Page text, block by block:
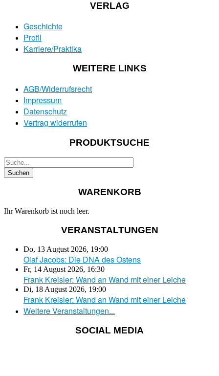
VERLAG
Geschichte
Profil
Karriere/Praktika
WEITERE LINKS
AGB/Widerrufsrecht
Impressum
Datenschutz
Vertrag widerrufen
PRODUKTSUCHE
WARENKORB
Ihr Warenkorb ist noch leer.
VERANSTALTUNGEN
Do, 13 August 2026, 19:00
Olaf Jacobs: Die DNA des Ostens
Fr, 14 August 2026, 16:30
Frank Kreisler: Wand an Wand mit einer Leiche
Di, 18 August 2026, 19:00
Frank Kreisler: Wand an Wand mit einer Leiche
Weitere Veranstaltungen...
SOCIAL MEDIA